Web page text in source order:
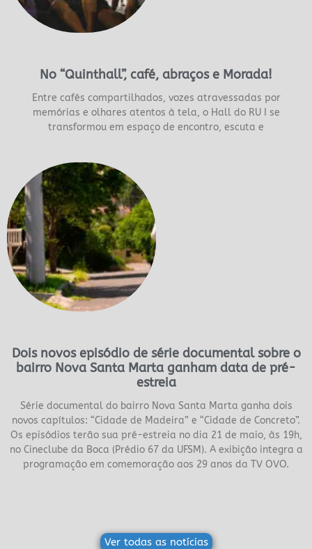
No “Quinthall”, café, abraços e Morada!
Entre cafés compartilhados, vozes atravessadas por
memórias e olhares atentos à tela, o Hall do RU I se
transformou em espaço de encontro, escuta e
Dois novos episódio de série documental sobre o
bairro Nova Santa Marta ganham data de pré-
estreia
Série documental do bairro Nova Santa Marta ganha dois
novos capítulos: “Cidade de Madeira” e “Cidade de Concreto”.
Os episódios terão sua pré-estreia no dia 21 de maio, às 19h,
no Cineclube da Boca (Prédio 67 da UFSM). A exibição integra a
programação em comemoração aos 29 anos da TV OVO.
Ver todas as notícias